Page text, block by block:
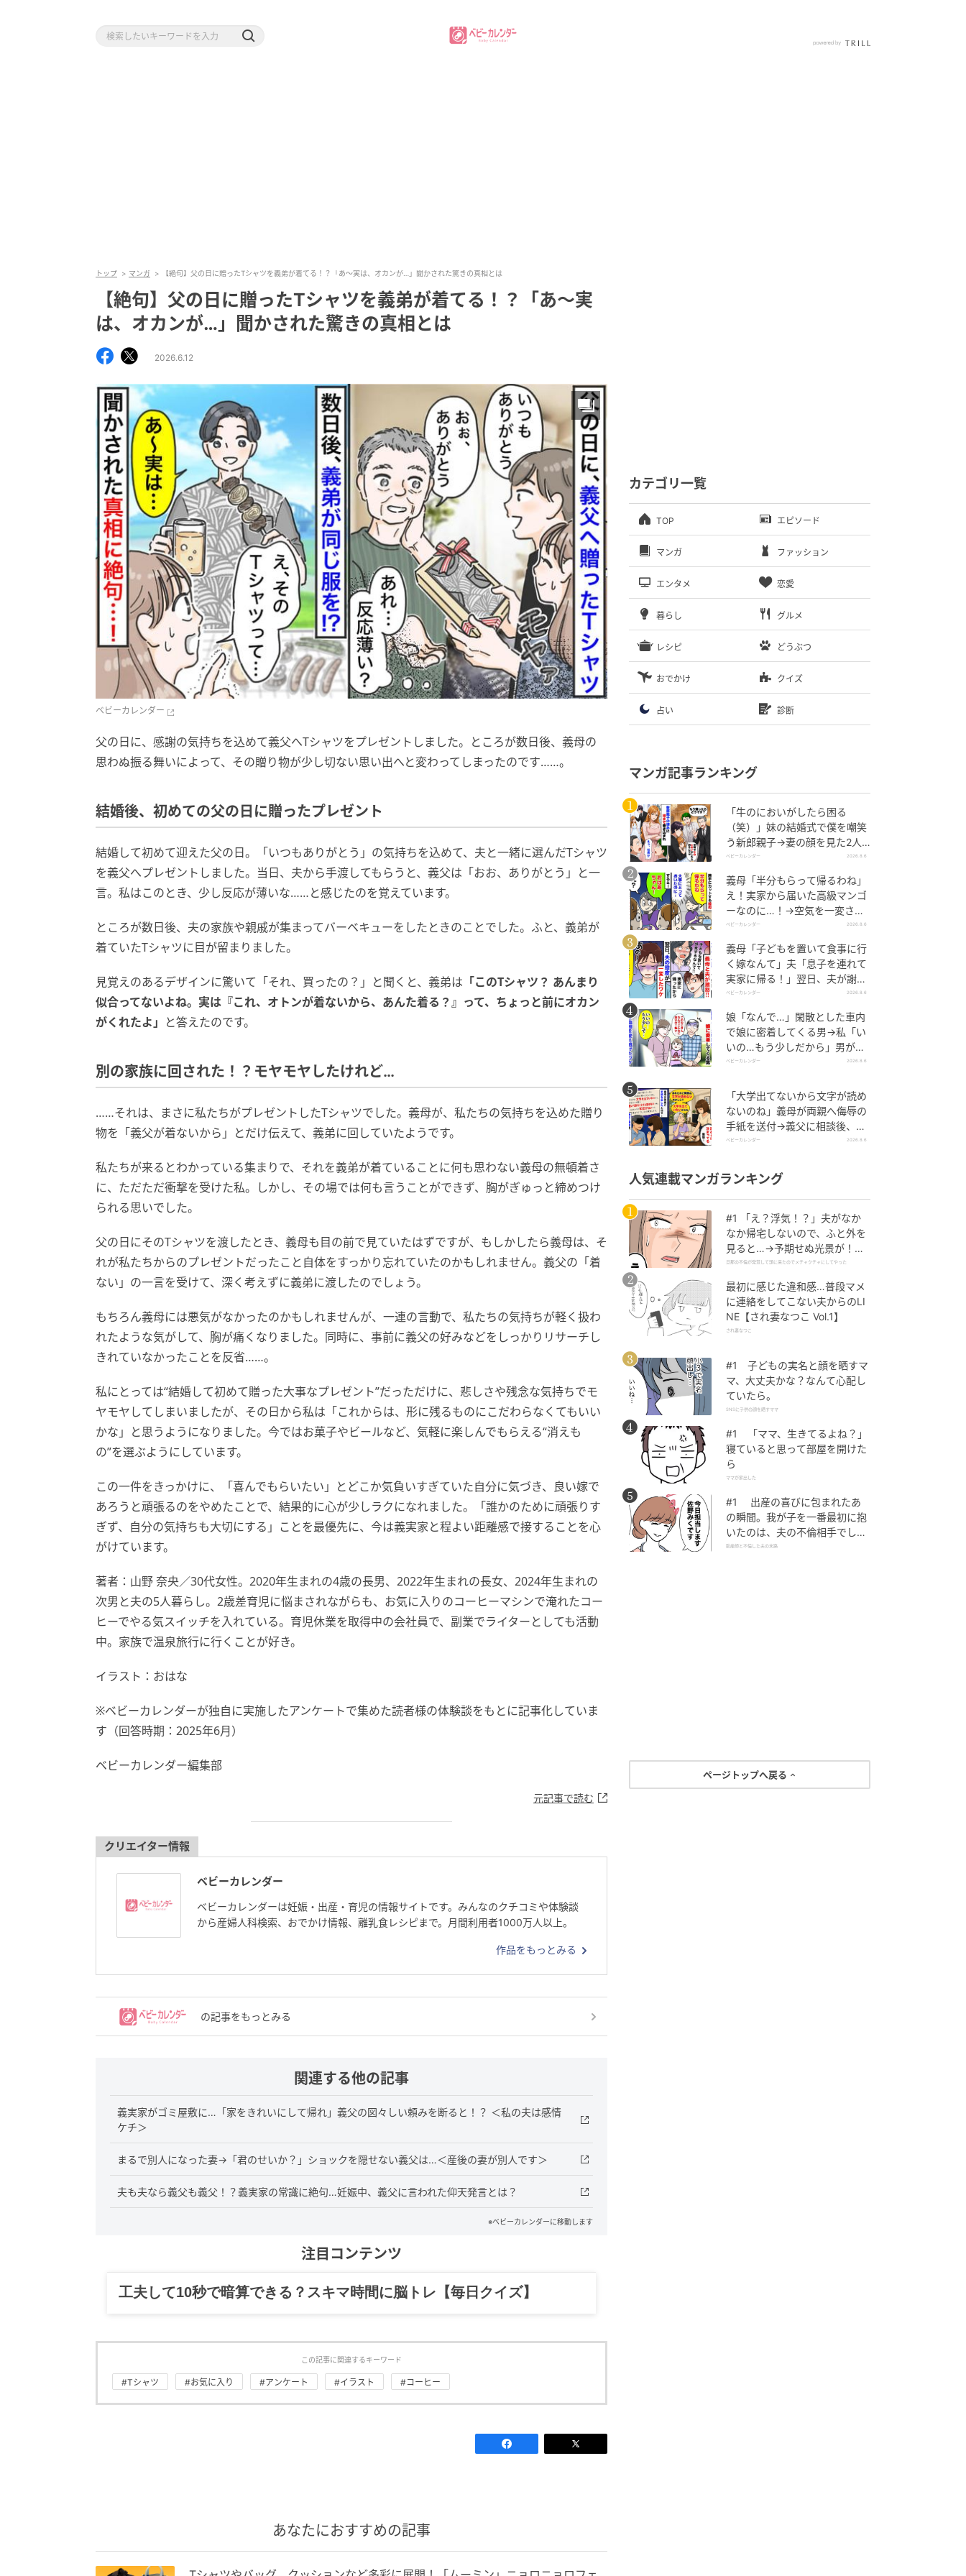
トップ マンガ 【絶句】父の日に贈ったTシャツを義弟が着てる！？「あ〜実は、オカンが…」聞かされた驚きの真相とは
【絶句】父の日に贈ったTシャツを義弟が着てる！？「あ〜実
は、オカンが…」聞かされた驚きの真相とは
2026.6.12
ベビーカレンダー
父の日に、感謝の気持ちを込めて義父へTシャツをプレゼントしました。ところが数日後、義母の
思わぬ振る舞いによって、その贈り物が少し切ない思い出へと変わってしまったのです……。
結婚後、初めての父の日に贈ったプレゼント
結婚して初めて迎えた父の日。「いつもありがとう」の気持ちを込めて、夫と一緒に選んだTシャツ
を義父へプレゼントしました。当日、夫から手渡してもらうと、義父は「おお、ありがとう」と一
言。私はこのとき、少し反応が薄いな……と感じたのを覚えています。
ところが数日後、夫の家族や親戚が集まってバーベキューをしたときのことでした。ふと、義弟が
着ていたTシャツに目が留まりました。
見覚えのあるデザインに驚いて「それ、買ったの？」と聞くと、義弟は 「このTシャツ？ あんまり
似合ってないよね。実は『これ、オトンが着ないから、あんた着る？』って、ちょっと前にオカン
がくれたよ」 と答えたのです。
別の家族に回された！？モヤモヤしたけれど…
……それは、まさに私たちがプレゼントしたTシャツでした。義母が、私たちの気持ちを込めた贈り
物を「義父が着ないから」とだけ伝えて、義弟に回していたようです。
私たちが来るとわかっている集まりで、それを義弟が着ていることに何も思わない義母の無頓着さ
に、ただただ衝撃を受けた私。しかし、その場では何も言うことができず、胸がぎゅっと締めつけ
られる思いでした。
父の日にそのTシャツを渡したとき、義母も目の前で見ていたはずですが、もしかしたら義母は、そ
れが私たちからのプレゼントだったこと自体をすっかり忘れていたのかもしれません。義父の「着
ない」の一言を受けて、深く考えずに義弟に渡したのでしょう。
もちろん義母には悪気がなかったのかもしれませんが、一連の言動で、私たちの気持ちが軽く扱わ
れたような気がして、胸が痛くなりました。同時に、事前に義父の好みなどをしっかりリサーチし
きれていなかったことを反省……。
私にとっては“結婚して初めて贈った大事なプレゼント”だっただけに、悲しさや残念な気持ちでモ
ヤモヤしてしまいましたが、その日から私は「これからは、形に残るものにこだわらなくてもいい
かな」と思うようになりました。今ではお菓子やビールなど、気軽に楽しんでもらえる“消えも
の”を選ぶようにしています。
この一件をきっかけに、「喜んでもらいたい」とどこか気負いすぎていた自分に気づき、良い嫁で
あろうと頑張るのをやめたことで、結果的に心が少しラクになれました。「誰かのために頑張りす
ぎず、自分の気持ちも大切にする」ことを最優先に、今は義実家と程よい距離感で接することを心
がけています。
著者：山野 奈央／30代女性。2020年生まれの4歳の長男、2022年生まれの長女、2024年生まれの
次男と夫の5人暮らし。2歳差育児に悩まされながらも、お気に入りのコーヒーマシンで淹れたコー
ヒーでやる気スイッチを入れている。育児休業を取得中の会社員で、副業でライターとしても活動
中。家族で温泉旅行に行くことが好き。
イラスト：おはな
※ベビーカレンダーが独自に実施したアンケートで集めた読者様の体験談をもとに記事化していま
す（回答時期：2025年6月）
ベビーカレンダー編集部
元記事で読む
クリエイター情報
ベビーカレンダー
ベビーカレンダーは妊娠・出産・育児の情報サイトです。みんなのクチコミや体験談
から産婦人科検索、おでかけ情報、離乳食レシピまで。月間利用者1000万人以上。
作品をもっとみる
の記事をもっとみる
関連する他の記事
義実家がゴミ屋敷に…「家をきれいにして帰れ」義父の図々しい頼みを断ると！？ ＜私の夫は感情
ケチ＞
まるで別人になった妻→「君のせいか？」ショックを隠せない義父は…＜産後の妻が別人です＞
夫も夫なら義父も義父！？義実家の常識に絶句…妊娠中、義父に言われた仰天発言とは？
※ベビーカレンダーに移動します
注目コンテンツ
グルメ、ギャグ、子育て、旅行記……全部、読めます。
この記事に関連するキーワード
#Tシャツ #お気に入り #アンケート #イラスト #コーヒー
あなたにおすすめの記事
カテゴリ一覧
TOP エピソード
マンガ ファッション
エンタメ 恋愛
暮らし グルメ
レシピ どうぶつ
おでかけ クイズ
占い 診断
マンガ記事ランキング
「牛のにおいがしたら困る
（笑）」妹の結婚式で僕を嘲笑
う新郎親子→妻の顔を見た2人
が絶句したワケ
ベビーカレンダー 2026.8.6
義母「半分もらって帰るわね」
え！実家から届いた高級マンゴ
ーなのに…！→空気を一変させ
た4歳娘の痛快な一言とは
ベビーカレンダー 2026.8.6
義母「子どもを置いて食事に行
く嫁なんて」夫「息子を連れて
実家に帰る！」翌日、夫が謝罪
してきたワケ
ベビーカレンダー 2026.8.6
娘「なんで…」閑散とした車内
で娘に密着してくる男→私「い
いの…もう少しだから」男が血
相を変え逃げたワケ
ベビーカレンダー 2026.8.6
「大学出てないから文字が読め
ないのね」義母が両親へ侮辱の
手紙を送付→義父に相談後、訪
れた末路とは
ベビーカレンダー 2026.8.6
人気連載マンガランキング
#1 「え？浮気！？」夫がなか
なか帰宅しないので、ふと外を
見ると…→予期せぬ光景が！｜
旦那の不倫が発覚して頭に来た
旦那の不倫が発覚して頭に来たのでメチャクチャにしてやった
最初に感じた違和感…普段マメ
に連絡をしてこない夫からのLI
NE【され妻なつこ Vol.1】
され妻なつこ
#1 子どもの実名と顔を晒すマ
マ、大丈夫かな？なんて心配し
ていたら。
SNSに子供の顔を晒すママ
#1 「ママ、生きてるよね？」
寝ていると思って部屋を開けた
ら
ママが家出した
#1 出産の喜びに包まれたあ
の瞬間。我が子を一番最初に抱
いたのは、夫の不倫相手でし
た。
助産師と不倫した夫の末路
ページトップへ戻る